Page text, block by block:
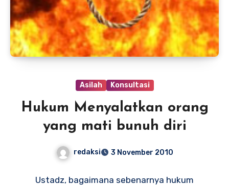
Asilah Konsultasi
Hukum Menyalatkan orang
yang mati bunuh diri
redaksi 3 November 2010
Ustadz, bagaimana sebenarnya hukum